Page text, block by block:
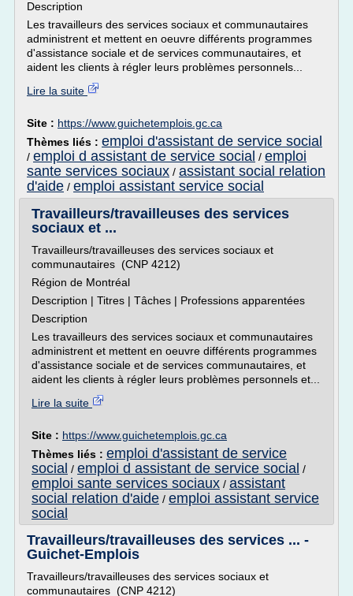
Description
Les travailleurs des services sociaux et communautaires
administrent et mettent en oeuvre différents programmes
d'assistance sociale et de services communautaires, et
aident les clients à régler leurs problèmes personnels...
Lire la suite
Site : https://www.guichetemplois.gc.ca
Thèmes liés : emploi d'assistant de service social
/ emploi d assistant de service social / emploi
sante services sociaux / assistant social relation
d'aide / emploi assistant service social
Travailleurs/travailleuses des services
sociaux et ...
Travailleurs/travailleuses des services sociaux et
communautaires (CNP 4212)
Région de Montréal
Description | Titres | Tâches | Professions apparentées
Description
Les travailleurs des services sociaux et communautaires
administrent et mettent en oeuvre différents programmes
d'assistance sociale et de services communautaires, et
aident les clients à régler leurs problèmes personnels et...
Lire la suite
Site : https://www.guichetemplois.gc.ca
Thèmes liés : emploi d'assistant de service
social / emploi d assistant de service social /
emploi sante services sociaux / assistant
social relation d'aide / emploi assistant service
social
Travailleurs/travailleuses des services ... -
Guichet-Emplois
Travailleurs/travailleuses des services sociaux et
communautaires (CNP 4212)